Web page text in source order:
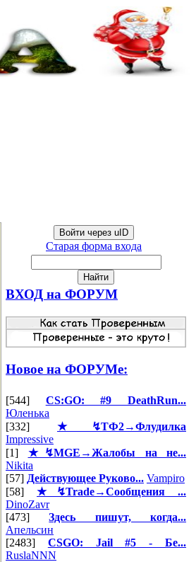
Войти через uID
Старая форма входа
ВХОД на ФОРУМ
Новое на ФОРУМе:
[544] CS:GO: #9 DeathRun...
Юленька
[332] ★↯ТФ2→Флудилка
Impressive
[1] ★↯MGE→Жалобы на не...
Nikita
[57] Действующее Руково... Vampiro
[58] ★↯Trade→Сообщения ...
DinoZavr
[473]Здесь пишут, когда...
Апельсин
[2483] CSGO: Jail #5 - Бе...
RuslaNNN